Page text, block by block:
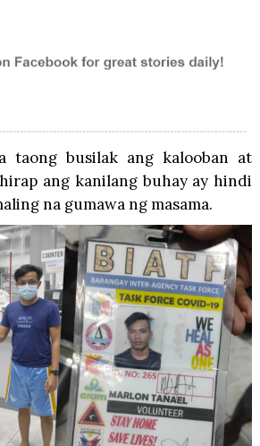
taong busilak ang kalooban at
ang kanilang buhay ay hindi
na gumawa ng masama.